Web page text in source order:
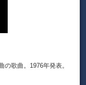
歌曲。1976年発表。